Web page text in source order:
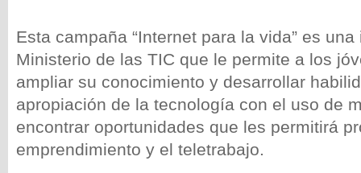
Esta campaña “Internet para la vida” es
Ministerio de las TIC que le permite a los
ampliar su conocimiento y desarrollar
apropiación de la tecnología con el uso de
encontrar oportunidades que les permitirá
emprendimiento y el teletrabajo.
wp-